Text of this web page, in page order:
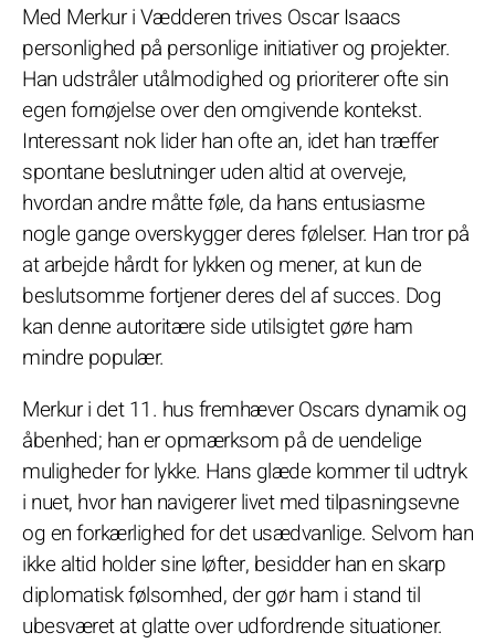
Med Merkur i Vædderen trives Oscar Isaacs
personlighed på personlige initiativer og projekter.
Han udstråler utålmodighed og prioriterer ofte sin
egen fornøjelse over den omgivende kontekst.
Interessant nok lider han ofte an, idet han træffer
spontane beslutninger uden altid at overveje,
hvordan andre måtte føle, da hans entusiasme
nogle gange overskygger deres følelser. Han tror på
at arbejde hårdt for lykken og mener, at kun de
beslutsomme fortjener deres del af succes. Dog
kan denne autoritære side utilsigtet gøre ham
mindre populær.
Merkur i det 11. hus fremhæver Oscars dynamik og
åbenhed; han er opmærksom på de uendelige
muligheder for lykke. Hans glæde kommer til udtryk
i nuet, hvor han navigerer livet med tilpasningsevne
og en forkærlighed for det usædvanlige. Selvom han
ikke altid holder sine løfter, besidder han en skarp
diplomatisk følsomhed, der gør ham i stand til
ubesværet at glatte over udfordrende situationer.